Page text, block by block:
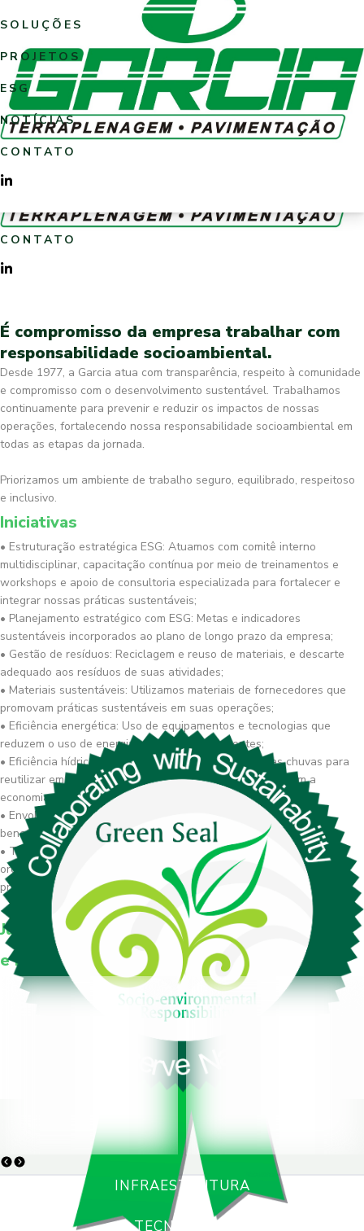
Open menu
HOME
SOBRE NÓS
SOLUÇÕES
PROJETOS
ESG
CONTATO
SOLUÇÕES
PROJETOS
ESG
NOTÍCIAS
CONTATO
É compromisso da empresa trabalhar com
responsabilidade socioambiental.
Desde 1977, a Garcia atua com transparência, respeito à comunidade
e compromisso com o desenvolvimento sustentável. Trabalhamos
continuamente para prevenir e reduzir os impactos de nossas
operações, fortalecendo nossa responsabilidade socioambiental em
todas as etapas da jornada.
Priorizamos um ambiente de trabalho seguro, equilibrado, respeitoso
e inclusivo.
Iniciativas
• Estruturação estratégica ESG: Atuamos com comitê interno
multidisciplinar, capacitação contínua por meio de treinamentos e
workshops e apoio de consultoria especializada para fortalecer e
integrar nossas práticas sustentáveis;
• Planejamento estratégico com ESG: Metas e indicadores
sustentáveis incorporados ao plano de longo prazo da empresa;
• Gestão de resíduos: Reciclagem e reuso de materiais, e descarte
adequado aos resíduos de suas atividades;
• Materiais sustentáveis: Utilizamos materiais de fornecedores que
promovam práticas sustentáveis em suas operações;
• Eficiência energética: Uso de equipamentos e tecnologias que
reduzem o uso de energia e emissão de poluentes;
• Eficiência hídrica: Sistemas de captação de água das chuvas para
reutilizar em sua sede entre outras práticas que promovem a
economia e reutilização deste recurso;
• Envolvimento com a comunidade local: Apoio a projetos
beneficentes da comunidade local;
• Transparência e governança: Em toda nossa estrutura
organizacional, nos comprometemos com altos padrões éticos,
promovendo relações de confiança com todos os stakeholders.
Juntos, construiremos um futuro sustentável
e repleto de conquistas.
INFRAESTRUTURA
TECNOLOGIA